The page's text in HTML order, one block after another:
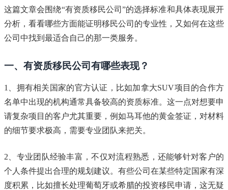
这篇文章会围绕“有资质移民公司”的选择标准和具体表现展开
分析，看看哪些方面能证明移民公司的专业性，又如何在这些
公司中找到最适合自己的那一类服务。
一、有资质移民公司有哪些表现？
1、拥有相关国家的官方认证，比如加拿大SUV项目的合作方
名单中出现的机构通常具备较高的资质标准。这一点对想要申
请复杂项目的客户尤其重要，例如马耳他的黄金签证，对材料
的细节要求极高，需要专业团队来把关。
2、专业团队经验丰富，不仅对流程熟悉，还能够针对客户的
个人条件提出合理的规划建议。有些公司在某些特定国家有深
度积累，比如擅长处理葡萄牙或希腊的投资移民申请，这无疑